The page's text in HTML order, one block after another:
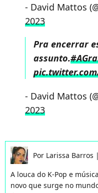
- David Mattos
2023
Pra encerrar
assunto.
- David Mattos
2023
Por Larissa Barros |
A louca do K-Pop e
novo que surge no